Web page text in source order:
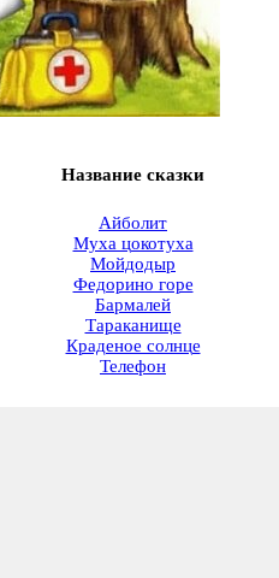
Название сказки
Айболит
Муха цокотуха
Мойдодыр
Федорино горе
Бармалей
Тараканище
Краденое солнце
Телефон